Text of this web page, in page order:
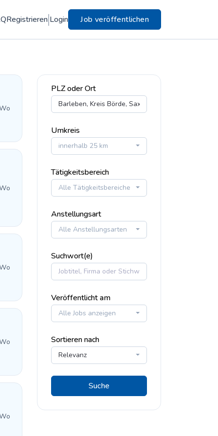
Registrieren Login Job veröffentlichen
PLZ oder Ort
Umkreis
innerhalb 25 km
Tätigkeitsbereich
Alle Tätigkeitsbereiche
Anstellungsart
Alle Anstellungsarten
Suchwort(e)
Veröffentlicht am
Alle Jobs anzeigen
Sortieren nach
Relevanz
Suche